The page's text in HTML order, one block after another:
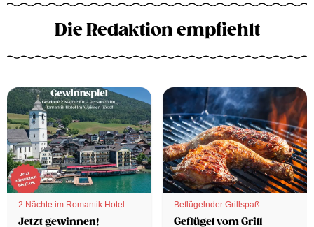
Die Redaktion empfiehlt
2 Nächte im Romantik Hotel
Jetzt gewinnen!
Beflügelnder Grillspaß
Geflügel vom Grill